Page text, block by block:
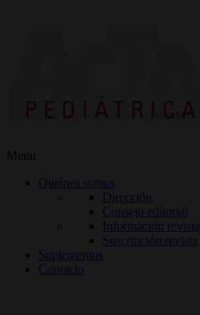
Menu
Quiénes somos
Dirección
Consejo editorial
Información revista
Suscripción revista
Suplementos
Contacto